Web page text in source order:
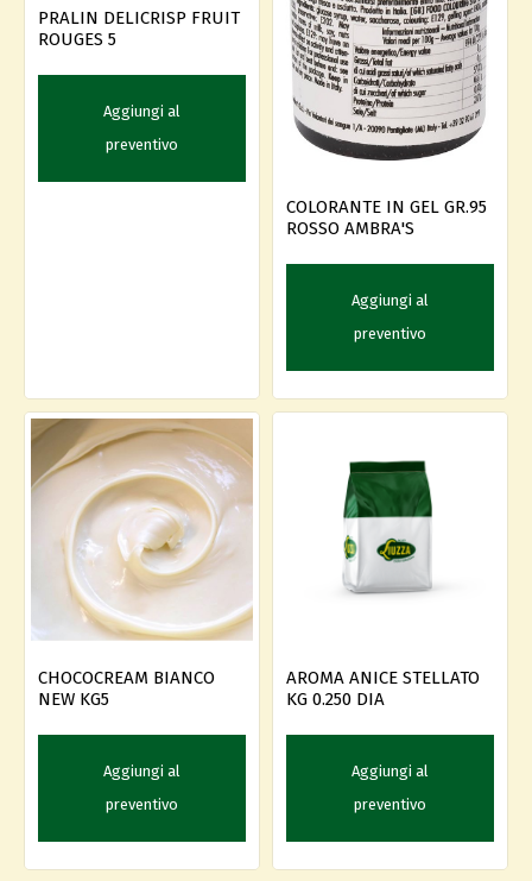
PRALIN DELICRISP FRUIT
ROUGES 5
Aggiungi al
preventivo
COLORANTE IN GEL GR.95
ROSSO AMBRA'S
Aggiungi al
preventivo
CHOCOCREAM BIANCO
NEW KG5
Aggiungi al
preventivo
AROMA ANICE STELLATO
KG 0.250 DIA
Aggiungi al
preventivo